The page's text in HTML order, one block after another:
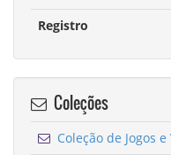
Registro
Coleções
Coleção de Jogos